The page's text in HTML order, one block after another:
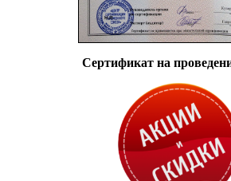
Сертификат на